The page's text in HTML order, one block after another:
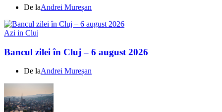
De laAndrei Mureșan
Azi in Cluj
Bancul zilei în Cluj – 6 august 2026
De laAndrei Mureșan